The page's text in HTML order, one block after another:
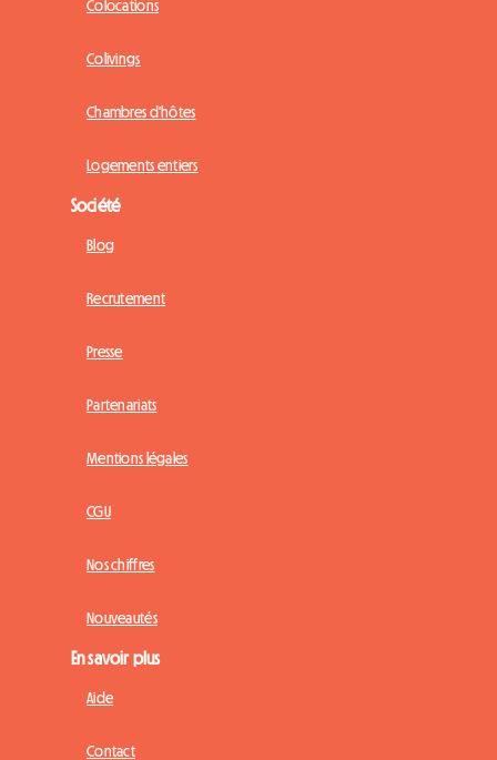
Colocations
Colivings
Chambres d'hôtes
Logements entiers
Société
Blog
Recrutement
Presse
Partenariats
Mentions légales
CGU
Nos chiffres
Nouveautés
En savoir plus
Aide
Contact